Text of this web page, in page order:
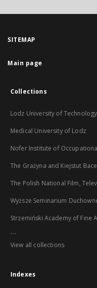
SITEMAP
Main page
Collections
Lodz University of Technology
Medical University of Lodz
Nofer Institute of
The Grażyna and Kiejstut
The Polish National Film,
Wyższe Seminarium
Strzemiński Academy of Fine
...
View all collections
Indexes